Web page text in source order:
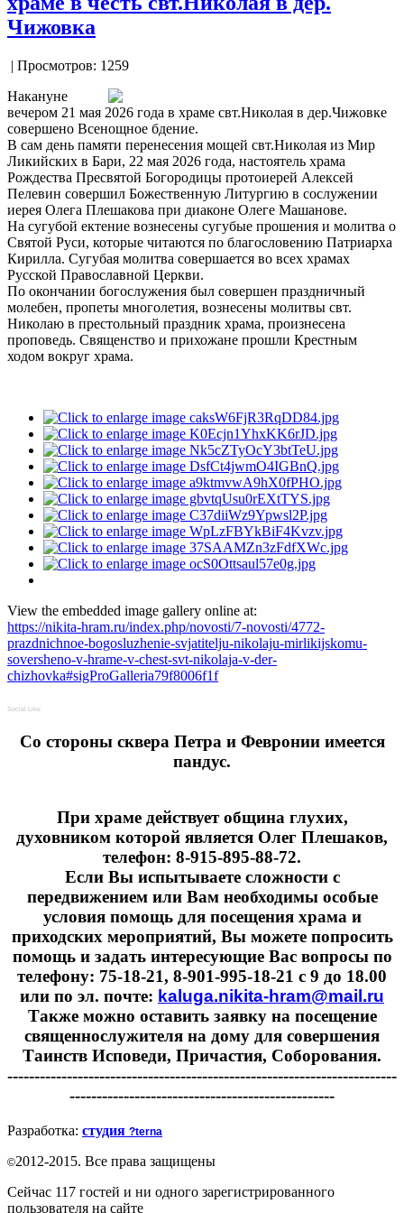
Чижовка
| Просмотров: 1259
Накануне
вечером 21 мая 2026 года в храме свт.Николая в дер.Чижовке
совершено Всенощное бдение.
В сам день памяти перенесения мощей свт.Николая из Мир
Ликийских в Бари, 22 мая 2026 года, настоятель храма
Рождества Пресвятой Богородицы протоиерей Алексей
Пелевин совершил Божественную Литургию в сослужении
иерея Олега Плешакова при диаконе Олеге Машанове.
На сугубой ектение вознесены сугубые прошения и молитва о
Святой Руси, которые читаются по благословению Патриарха
Кирилла. Сугубая молитва совершается во всех храмах
Русской Православной Церкви.
По окончании богослужения был совершен праздничный
молебен, пропеты многолетия, вознесены молитвы свт.
Николаю в престольный праздник храма, произнесена
проповедь. Священство и прихожане прошли Крестным
ходом вокруг храма.
View the embedded image gallery online at:
https://nikita-hram.ru/index.php/novosti/7-novosti/4772-
prazdnichnoe-bogosluzhenie-svjatitelju-nikolaju-mirlikijskomu-
soversheno-v-hrame-v-chest-svt-nikolaja-v-der-
chizhovka#sigProGalleria79f8006f1f
Social Like
Cо стороны сквера Петра и Февронии имеется
пандус.
При храме действует община глухих,
духовником которой является Олег Плешаков,
телефон: 8-915-895-88-72.
Если Вы испытываете сложности с
передвижением или Вам необходимы особые
условия помощь для посещения храма и
приходских мероприятий, Вы можете попросить
помощь и задать интересующие Вас вопросы по
телефону: 75-18-21, 8-901-995-18-21 с 9 до 18.00
или по эл. почте: kaluga.nikita-hram@mail.ru
Также можно оставить заявку на посещение
священнослужителя на дому для совершения
Таинств Исповеди, Причастия, Соборования.
------------------------------------------------------------------------
-------------------------------------------------
Разработка: студия ?terna
©2012-2015. Все права защищены
Сейчас 117 гостей и ни одного зарегистрированного
пользователя на сайте